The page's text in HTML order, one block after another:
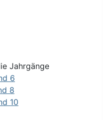
Jahrgänge
6
8
10